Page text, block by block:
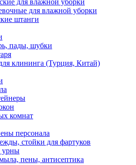
для влажной уборки
для влажной уборки
штанги
пады, шубки
клининга (Турция, Китай)
комнат
персонала
стойки для фартуков
урны
пены, антисептика